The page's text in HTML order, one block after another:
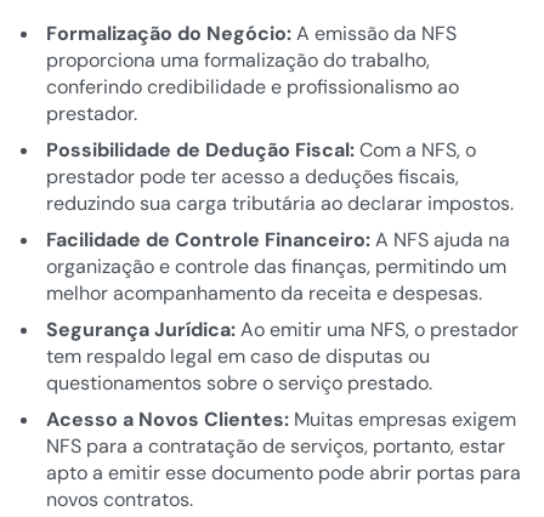
Formalização do Negócio:A emissão da NFS
proporciona uma formalização do trabalho,
conferindo credibilidade e profissionalismo ao
prestador.
Possibilidade de Dedução Fiscal:Com a NFS, o
prestador pode ter acesso a deduções fiscais,
reduzindo sua carga tributária ao declarar impostos.
Facilidade de Controle Financeiro:A NFS ajuda na
organização e controle das finanças, permitindo um
melhor acompanhamento da receita e despesas.
Segurança Jurídica:Ao emitir uma NFS, o prestador
tem respaldo legal em caso de disputas ou
questionamentos sobre o serviço prestado.
Acesso a Novos Clientes:Muitas empresas exigem
NFS para a contratação de serviços, portanto, estar
apto a emitir esse documento pode abrir portas para
novos contratos.